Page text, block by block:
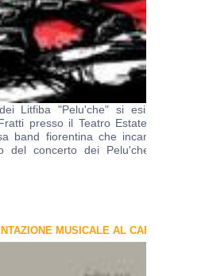
Litfiba "Pelu'che" si esibir� la
presso il Teatro Estate.
band fiorentina che incantano
del concerto dei Pelu'che �
MUSICALE AL CAFF� IRENE